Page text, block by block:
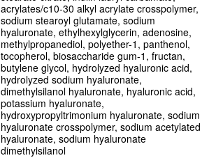
acrylates/c10-30 alkyl acrylate crosspolymer,
sodium stearoyl glutamate, sodium
hyaluronate, ethylhexylglycerin, adenosine,
methylpropanediol, polyether-1, panthenol,
tocopherol, biosaccharide gum-1, fructan,
butylene glycol, hydrolyzed hyaluronic acid,
hydrolyzed sodium hyaluronate,
dimethylsilanol hyaluronate, hyaluronic acid,
potassium hyaluronate,
hydroxypropyltrimonium hyaluronate, sodium
hyaluronate crosspolymer, sodium acetylated
hyaluronate, sodium hyaluronate
dimethylsilanol